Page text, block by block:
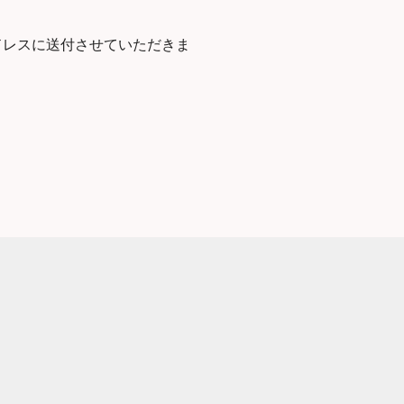
スに送付させていただきま